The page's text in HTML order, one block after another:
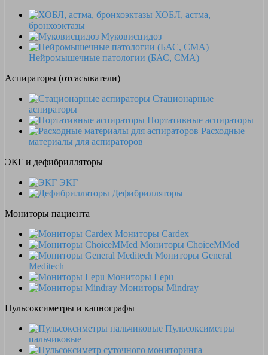
ХОБЛ, астма,
бронхоэктазы
Муковисцидоз
Нейромышечные патологии (БАС, СМА)
Аспираторы (отсасыватели)
Стационарные
аспираторы
Портативные аспираторы
Расходные
материалы для аспираторов
ЭКГ и дефибрилляторы
ЭКГ
Дефибрилляторы
Мониторы пациента
Мониторы Cardex
Мониторы ChoiceMMed
Мониторы General
Meditech
Мониторы Lepu
Мониторы Mindray
Пульсоксиметры и капнографы
Пульсоксиметры
пальчиковые